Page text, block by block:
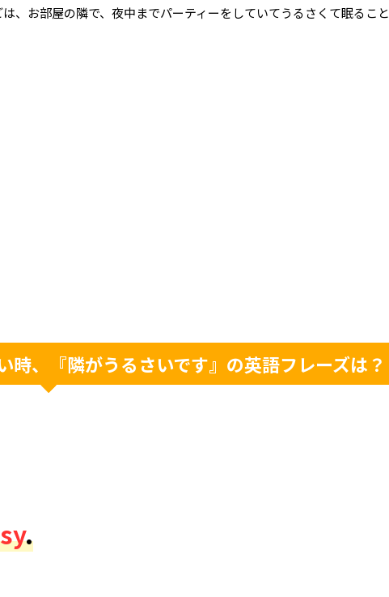
、お部屋の隣で、夜中までパーティーをしていてうるさくて眠ること
、『隣がうるさいです』の英語フレーズは？
.